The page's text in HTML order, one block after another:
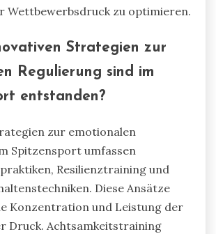
Wettbewerbsdruck zu optimieren.
Strategien zur
Regulierung sind im
entstanden?
zur emotionalen
Spitzensport umfassen
Resilienztraining und
Diese Ansätze
Konzentration und Leistung der
Druck. Achtsamkeitstraining